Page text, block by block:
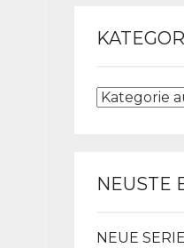
NEUSTE
NEUE